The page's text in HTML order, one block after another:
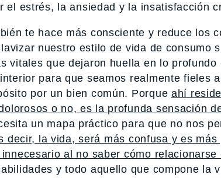
el estrés, la ansiedad y la insatisfacción
te hace más consciente y reduce los
nuestro estilo de vida de consumo
vitales que dejaron huella en lo
para que seamos realmente fieles
por un bien común. Porque ahí
o no, es la profunda sensación
un mapa práctico para que no nos
decir, la vida, será más confusa y es
al no saber cómo
y todo aquello que compone la